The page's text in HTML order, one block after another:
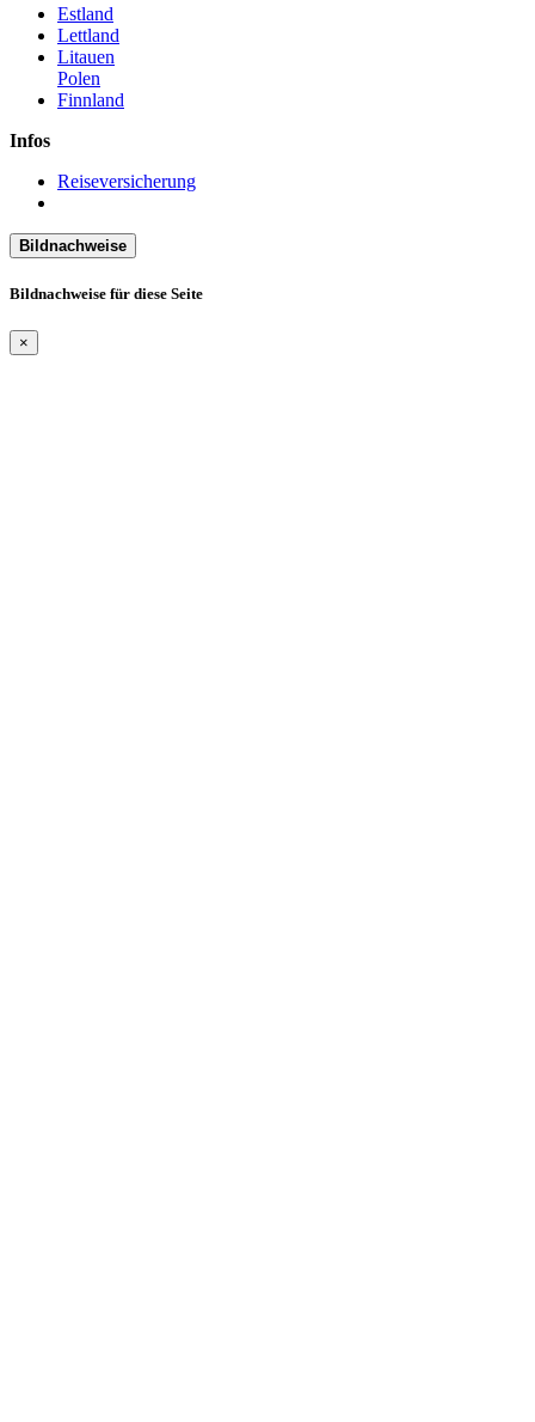
Estland
Lettland
Litauen
Polen
Finnland
Infos
Reiseversicherung
Bildnachweise
Bildnachweise für diese Seite
×